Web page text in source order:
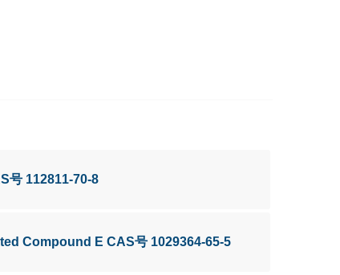
号 112811-70-8
Compound E CAS号 1029364-65-5